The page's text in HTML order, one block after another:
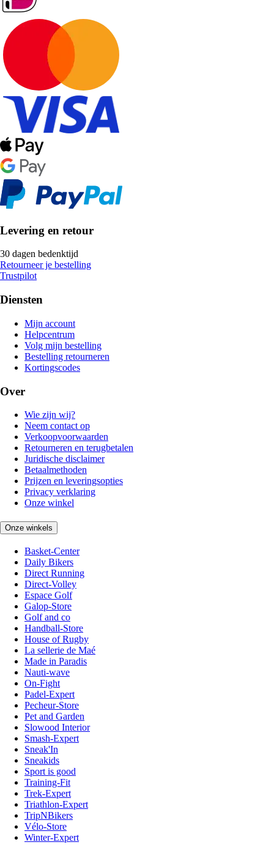
Levering en retour
30 dagen bedenktijd
Retourneer je bestelling
Trustpilot
Diensten
Mijn account
Helpcentrum
Volg mijn bestelling
Bestelling retourneren
Kortingscodes
Over
Wie zijn wij?
Neem contact op
Verkoopvoorwaarden
Retourneren en terugbetalen
Juridische disclaimer
Betaalmethoden
Prijzen en leveringsopties
Privacy verklaring
Onze winkel
Onze winkels
Basket-Center
Daily Bikers
Direct Running
Direct-Volley
Espace Golf
Galop-Store
Golf and co
Handball-Store
House of Rugby
La sellerie de Maé
Made in Paradis
Nauti-wave
On-Fight
Padel-Expert
Pecheur-Store
Pet and Garden
Slowood Interior
Smash-Expert
Sneak'In
Sneakids
Sport is good
Training-Fit
Trek-Expert
Triathlon-Expert
TripNBikers
Vélo-Store
Winter-Expert